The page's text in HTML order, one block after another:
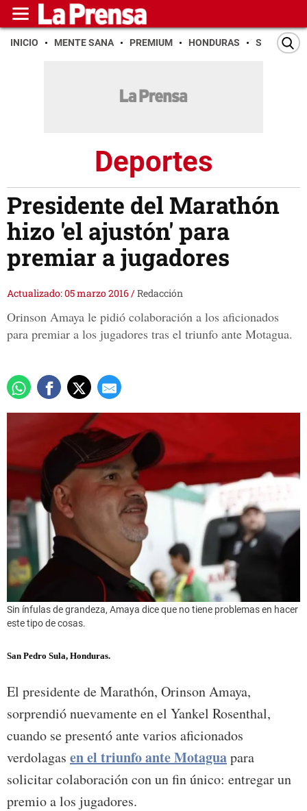
INICIO MENTE SANA PREMIUM HONDURAS SAN PEDRO
Deportes
Presidente del Marathón
hizo 'el ajustón' para
premiar a jugadores
Actualizado: 05 marzo 2016/Redacción
Orinson Amaya le pidió colaboración a los aficionados
para premiar a los jugadores tras el triunfo ante Motagua.
Sin ínfulas de grandeza, Amaya dice que no tiene problemas en hacer
este tipo de cosas.
San Pedro Sula, Honduras.
El presidente de Marathón, Orinson Amaya,
sorprendió nuevamente en el Yankel Rosenthal,
cuando se presentó ante varios aficionados
verdolagas en el triunfo ante Motaguapara
solicitar colaboración con un fin único: entregar un
premio a los jugadores.